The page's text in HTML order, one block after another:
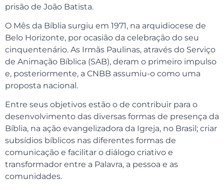
prisão de João Batista.
O Mês da Bíblia surgiu em 1971, na arquidiocese de
Belo Horizonte, por ocasião da celebração do seu
cinquentenário. As Irmãs Paulinas, através do Serviço
de Animação Bíblica (SAB), deram o primeiro impulso
e, posteriormente, a CNBB assumiu-o como uma
proposta nacional.
Entre seus objetivos estão o de contribuir para o
desenvolvimento das diversas formas de presença da
Bíblia, na ação evangelizadora da Igreja, no Brasil; criar
subsídios bíblicos nas diferentes formas de
comunicação e facilitar o diálogo criativo e
transformador entre a Palavra, a pessoa e as
comunidades.